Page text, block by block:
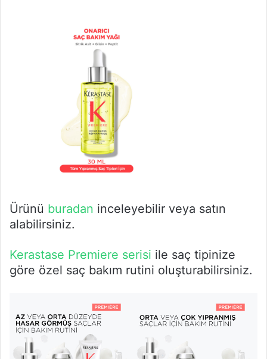
Ürünü buradan inceleyebilir veya satın
alabilirsiniz.
Kerastase Premiere serisi ile saç tipinize
göre özel saç bakım rutini oluşturabilirsiniz.